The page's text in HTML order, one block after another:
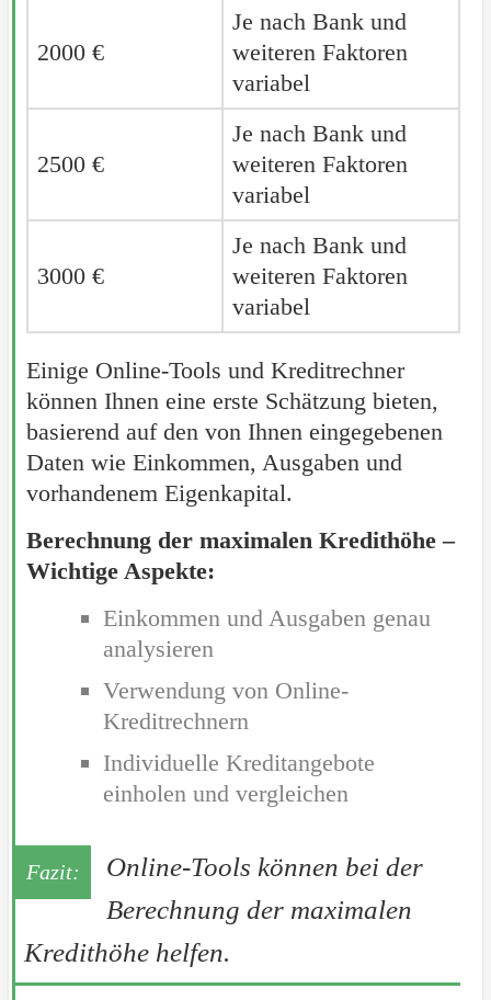
2000 €
Je nach Bank und
weiteren Faktoren
variabel
2500 €
Je nach Bank und
weiteren Faktoren
variabel
3000 €
Je nach Bank und
weiteren Faktoren
variabel
Einige Online-Tools und Kreditrechner
können Ihnen eine erste Schätzung bieten,
basierend auf den von Ihnen eingegebenen
Daten wie Einkommen, Ausgaben und
vorhandenem Eigenkapital.
Berechnung der maximalen Kredithöhe –
Wichtige Aspekte:
Einkommen und Ausgaben genau
analysieren
Verwendung von Online-
Kreditrechnern
Individuelle Kreditangebote
einholen und vergleichen
Online-Tools können bei der
Berechnung der maximalen
Kredithöhe helfen.